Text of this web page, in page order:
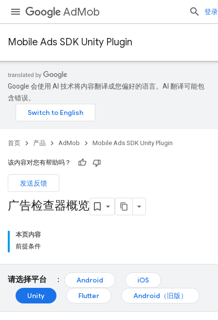
AdMob 登录
Mobile Ads SDK Unity Plugin
Google 会使用 AI 技术将内容翻译成您偏好的语言。AI 翻译可能包
含错误。
首页 产品 AdMob Mobile Ads SDK Unity Plugin
该内容对您有帮助吗？
发送反馈
广告检查器概览
本页内容
前提条件
请选择平台 ： Android
iOS
Unity
Flutter Android（旧版）